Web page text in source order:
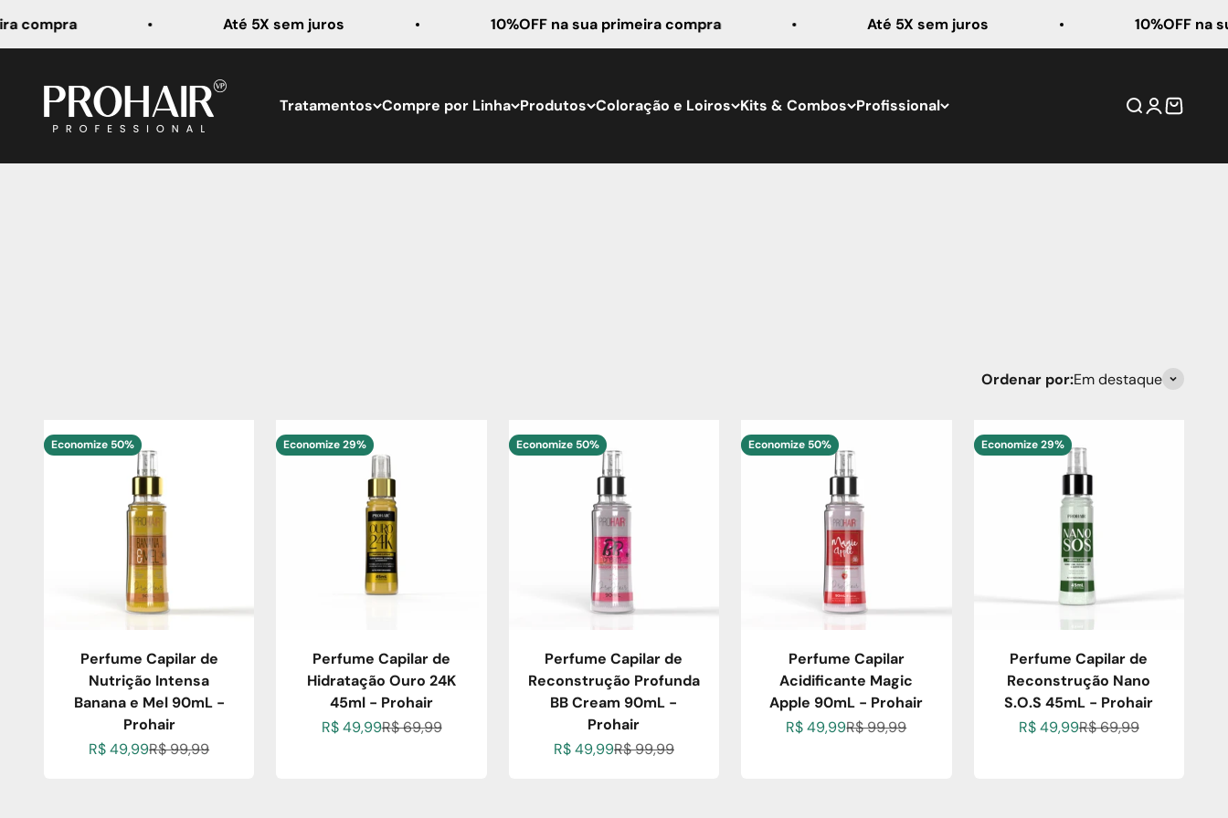
Até 5X sem juros 10%OFF na sua primeira compra Até 5X sem juros 10%OFF na sua
Tratamentos Compre por Linha Produtos Coloração e Loiros Kits & Combos Profissional
Prohair Professional
Buscar
EntrarCarrinho
Ordenar por:Em destaque
Economize 50%
Perfume Capilar de
Nutrição Intensa
Banana e Mel 90mL -
Prohair
Preço promocional
R$ 49,99Preço normal
R$ 99,99
Economize 29%
Perfume Capilar de
Hidratação Ouro 24K
45ml - Prohair
Preço promocional
R$ 49,99Preço normal
R$ 69,99
Economize 50%
Perfume Capilar de
Reconstrução Profunda
BB Cream 90mL -
Prohair
Preço promocional
R$ 49,99Preço normal
R$ 99,99
Economize 50%
Perfume Capilar
Acidificante Magic
Apple 90mL - Prohair
Preço promocional
R$ 49,99Preço normal
R$ 99,99
Economize 29%
Perfume Capilar de
Reconstrução Nano
S.O.S 45mL - Prohair
Preço promocional
R$ 49,99Preço normal
R$ 69,99